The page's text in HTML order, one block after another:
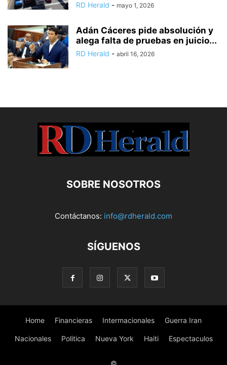
RD Herald - mayo 1, 2026
Adán Cáceres pide absolución y
alega falta de pruebas en juicio...
RD Herald - abril 16, 2026
SOBRE NOSOTROS
Contáctanos: info@rdherald.com
SÍGUENOS
Home Financieras Intermacionales Guerra Iran
Nacionales Politica Nueva York Haiti Espectaculos